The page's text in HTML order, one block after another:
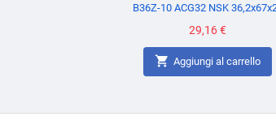
B36Z-10 ACG32 NSK
Prezzo
29,16 €
 Aggiungi al carrello